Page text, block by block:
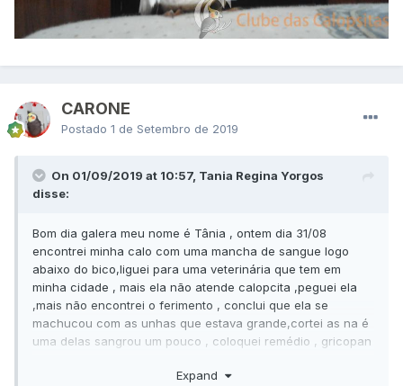
CARONE
Postado 1 de Setembro de 2019
On 01/09/2019 at 10:57, Tania Regina Yorgos
disse:
Bom dia galera meu nome é Tânia , ontem dia 31/08
encontrei minha calo com uma mancha de sangue logo
abaixo do bico,liguei para uma veterinária que tem em
minha cidade , mais ela não atende calopcita ,peguei ela
,mais não encontrei o ferimento , conclui que ela se
machucou com as unhas que estava grande,cortei as na é
uma delas sangrou um pouco , coloquei remédio , gricopan
colopcita que fica com ela estava batendo nela , tirei ela de
Expand